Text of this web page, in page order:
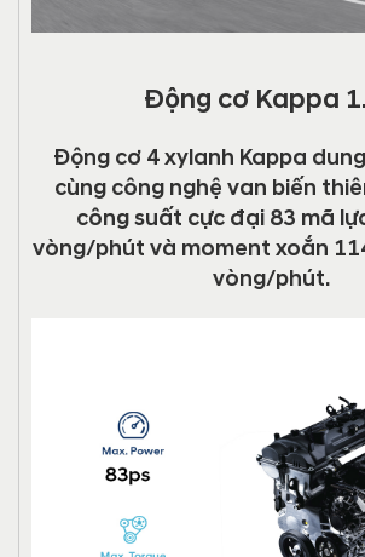
Động cơ Kappa
Động cơ 4 xylanh Kappa
cùng công nghệ van biến
công suất cực đại 83 mã
vòng/phút và moment xoắn
vòng/phút.